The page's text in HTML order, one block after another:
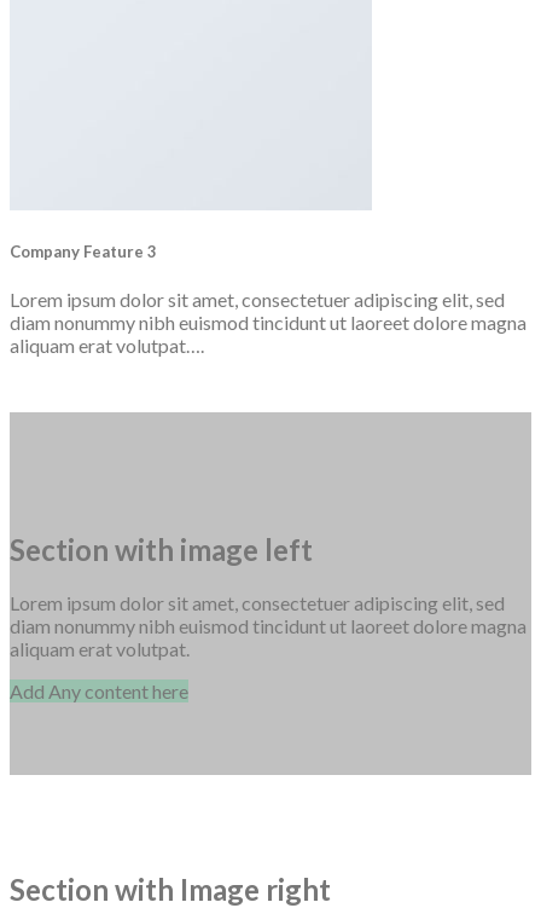
Company Feature 3
Lorem ipsum dolor sit amet, consectetuer adipiscing elit, sed
diam nonummy nibh euismod tincidunt ut laoreet dolore magna
aliquam erat volutpat….
Section with image left
Lorem ipsum dolor sit amet, consectetuer adipiscing elit, sed
diam nonummy nibh euismod tincidunt ut laoreet dolore magna
aliquam erat volutpat.
Add Any content here
Section with Image right